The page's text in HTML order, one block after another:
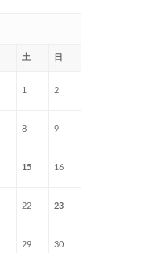
土 日
1 2
8 9
15 16
22 23
29 30